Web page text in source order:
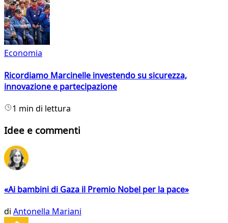
Economia
Ricordiamo Marcinelle investendo su sicurezza,
innovazione e partecipazione
1 min di lettura
Idee e commenti
«Ai bambini di Gaza il Premio Nobel per la pace»
di Antonella Mariani